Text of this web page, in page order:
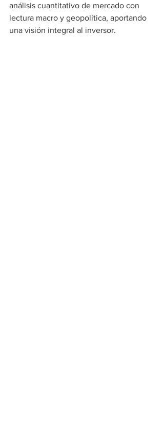
análisis cuantitativo de mercado con
lectura macro y geopolítica, aportando
una visión integral al inversor.